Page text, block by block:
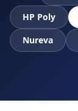
HP Poly
Nureva